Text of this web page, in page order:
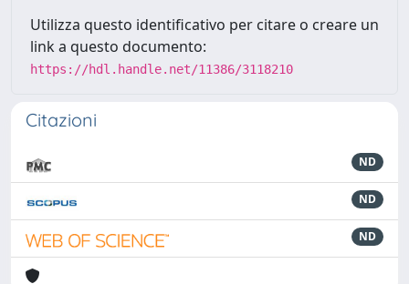
Utilizza questo identificativo per citare o creare un
link a questo documento:
https://hdl.handle.net/11386/3118210
Citazioni
ND
ND
ND